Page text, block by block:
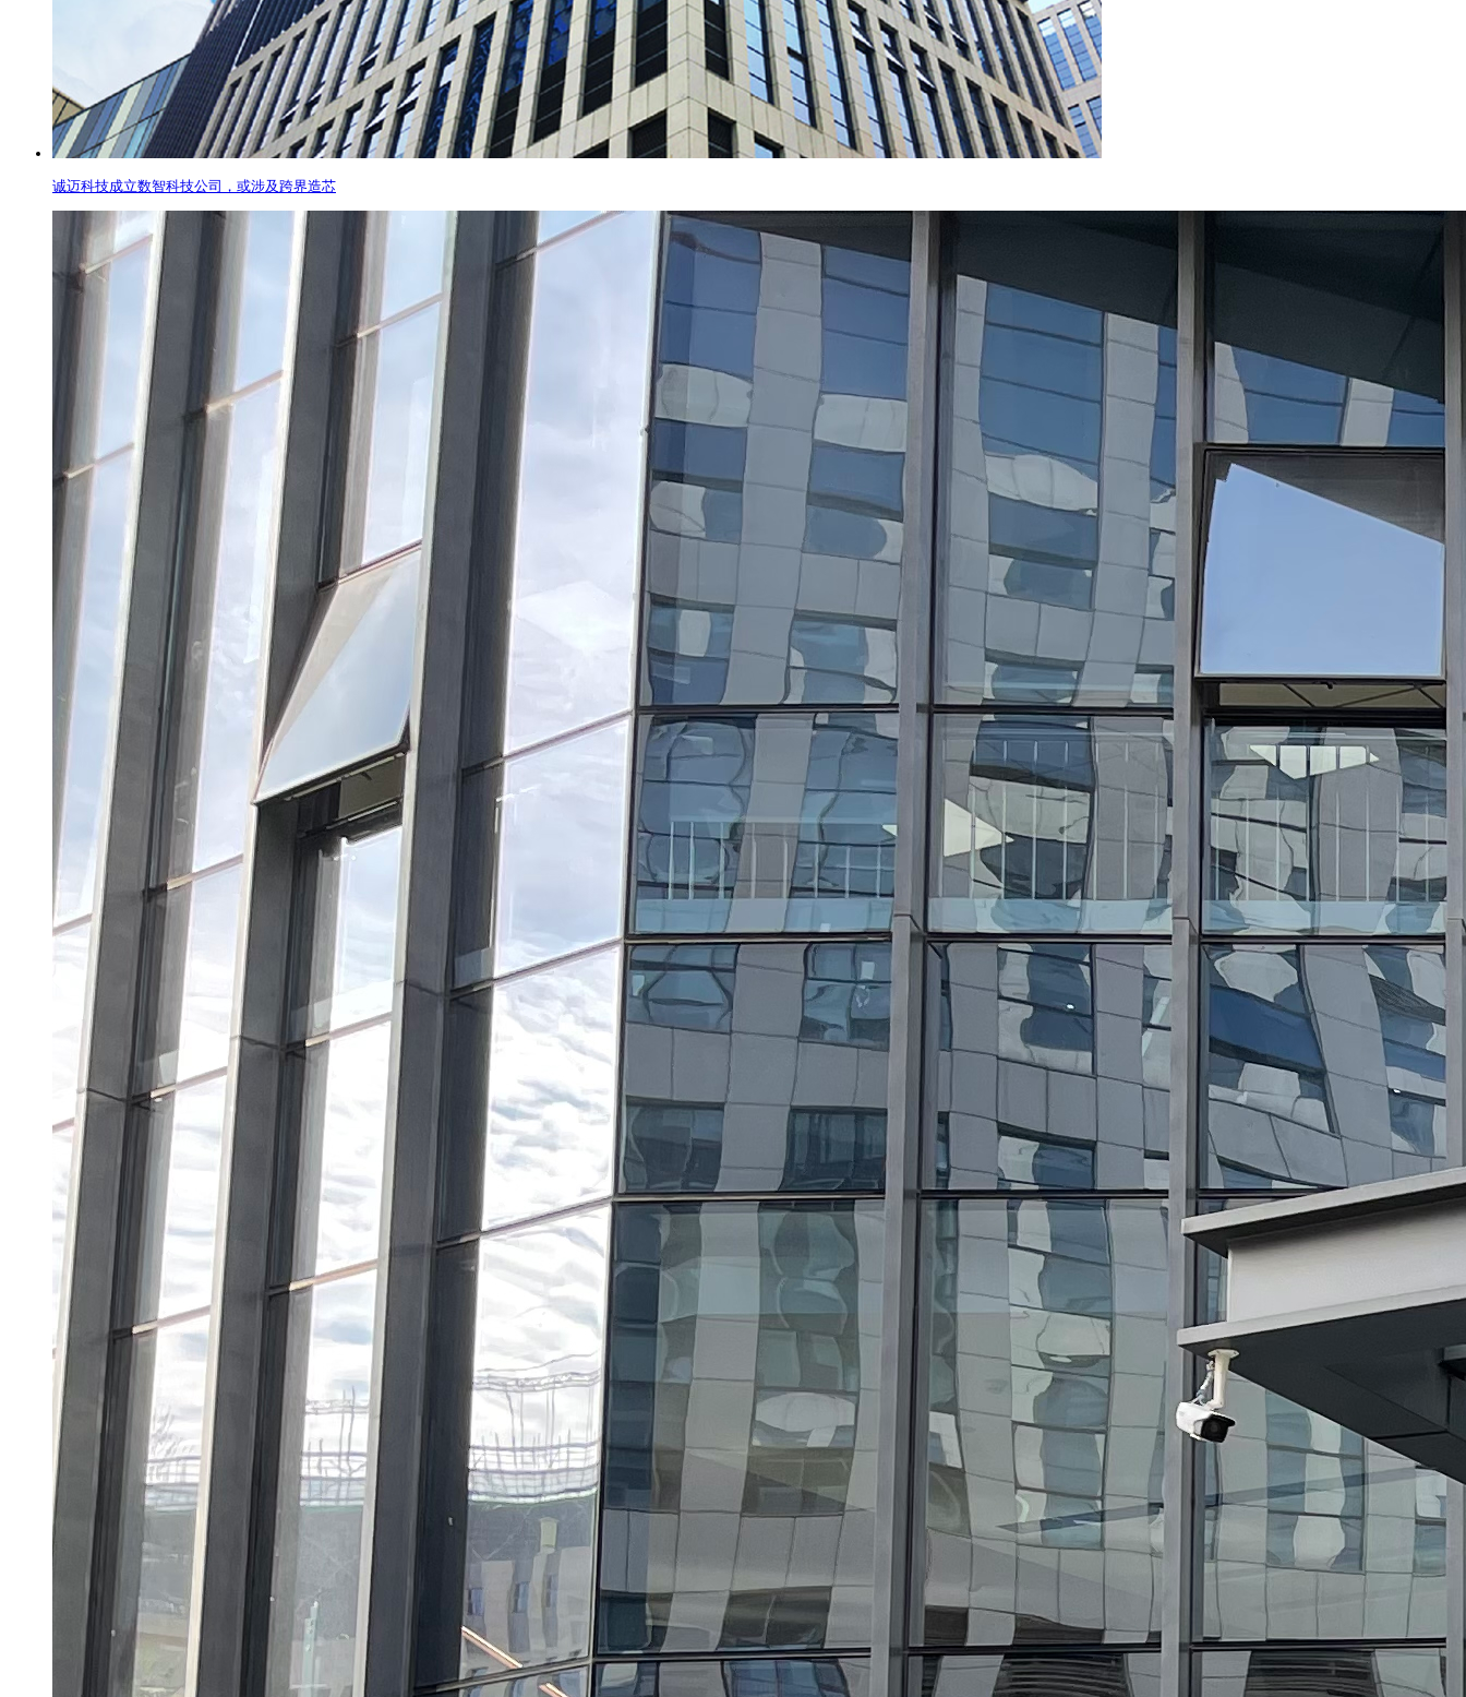
诚迈科技成立数智科技公司，或涉及跨界造芯